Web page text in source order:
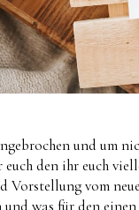
und um
den ihr euch
Vorstellung vom